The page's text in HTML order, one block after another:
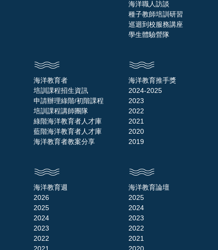
海洋職人訪談
種子教師培訓研習
巡迴到校服務講座
學生體驗營隊
海洋教育者
培訓課程招生資訊
申請辦理綠階/初階課程
培訓課程講師團隊
綠階海洋教育者人才庫
藍階海洋教育者人才庫
海洋教育者教案分享
海洋教育推手獎
2024-2025
2023
2022
2021
2020
2019
海洋教育週
2026
2025
2024
2023
2022
海洋教育論壇
2025
2024
2023
2022
2021